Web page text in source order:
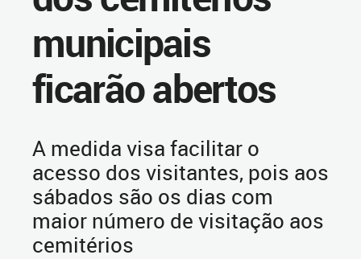
municipais
ficarão abertos
A medida visa facilitar o
acesso dos visitantes, pois aos
sábados são os dias com
maior número de visitação aos
cemitérios